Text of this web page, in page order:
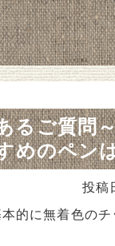
るご質問
めのペン
投稿
的に無着色の